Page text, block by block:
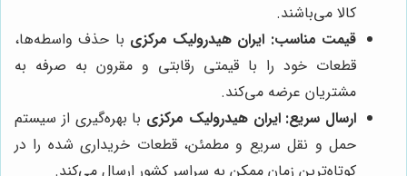
کالا می‌باشند.
قیمت مناسب: ایران هیدرولیک مرکزی با حذف واسطه‌ها،
قطعات خود را با قیمتی رقابتی و مقرون به صرفه به
مشتریان عرضه می‌کند.
ارسال سریع: ایران هیدرولیک مرکزی با بهره‌گیری از سیستم
حمل و نقل سریع و مطمئن، قطعات خریداری شده را در
کوتاه‌ترین زمان ممکن به سراسر کشور ارسال می‌کند.